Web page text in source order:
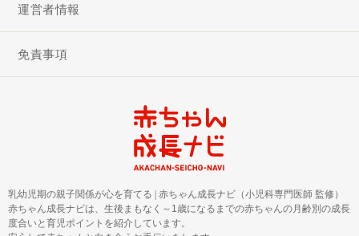
運営者情報
免責事項
乳幼児期の親子関係が心を育てる | 赤ちゃん成長ナビ（小児科専門医師 監修）
赤ちゃん成長ナビは、生後まもなく～1歳になるまでの赤ちゃんの月齢別の成長
度合いと育児ポイントを紹介しています。